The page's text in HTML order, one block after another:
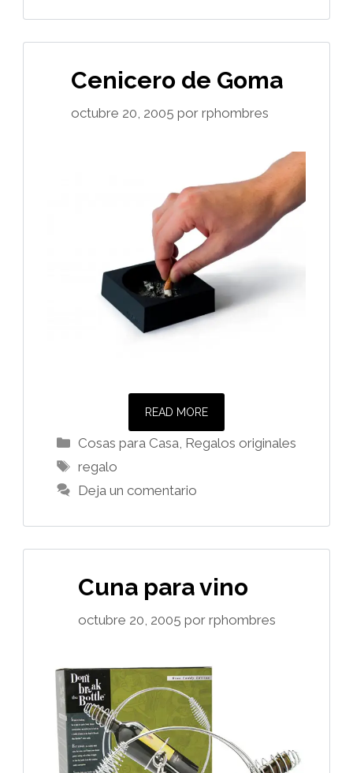
Cenicero de Goma
octubre 20, 2005 por rphombres
READ MORE
Categorías
Cosas para Casa Regalos originales
Etiquetas
regalo
Deja un comentario
Cuna para vino
octubre 20, 2005 por rphombres